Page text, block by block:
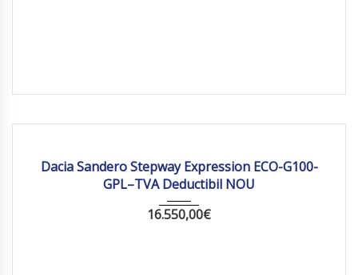
Dacia Sandero Stepway Expression ECO-G100-
GPL–TVA Deductibil NOU
16.550,00€